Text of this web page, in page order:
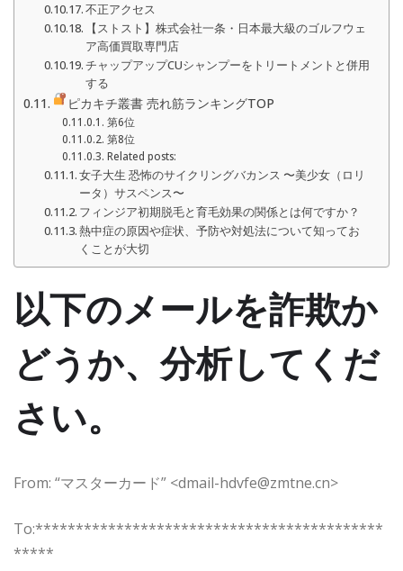
不正アクセス
【ストスト】株式会社一条・日本最大級のゴルフウェ
ア高価買取専門店
チャップアップCUシャンプーをトリートメントと併用
する
ピカキチ叢書 売れ筋ランキングTOP
第6位
第8位
Related posts:
女子大生 恐怖のサイクリングバカンス 〜美少女（ロリ
ータ）サスペンス〜
フィンジア初期脱毛と育毛効果の関係とは何ですか？
熱中症の原因や症状、予防や対処法について知ってお
くことが大切
以下のメールを詐欺か
どうか、分析してくだ
さい。
From: “マスターカード” <dmail-hdvfe@zmtne.cn>
To:*******************************************
*****